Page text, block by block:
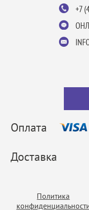
+7
Оплата
Доставка
Политика